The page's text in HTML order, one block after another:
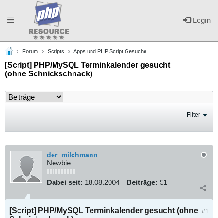
Login
Toggle
navigation
Forum Scripts Apps und PHP Script Gesuche
[Script] PHP/MySQL Terminkalender gesucht
(ohne Schnickschnack)
Filter
der_milchmann
Newbie
Dabei seit: 18.08.2004 Beiträge: 51
#1
[Script] PHP/MySQL Terminkalender gesucht (ohne